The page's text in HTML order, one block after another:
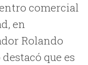
comercial
en
Rolando
que es